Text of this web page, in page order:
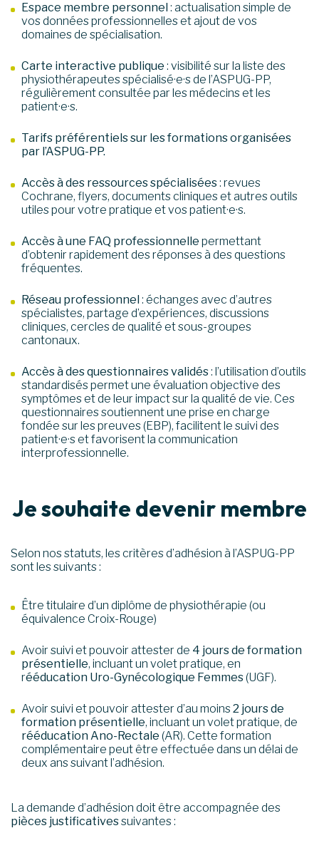
Espace membre personnel: actualisation simple de
vos données professionnelles et ajout de vos
domaines de spécialisation.
Carte interactive publique : visibilité sur la liste des
physiothérapeutes spécialisé·e·s de l’ASPUG-PP,
régulièrement consultée par les médecins et les
patient·e·s.
Tarifs préférentiels sur les formations organisées
par l’ASPUG-PP.
Accès à des ressources spécialisées: revues
Cochrane, flyers, documents cliniques et autres outils
utiles pour votre pratique et vos patient·e·s.
Accès à une FAQ professionnelle permettant
d’obtenir rapidement des réponses à des questions
fréquentes.
Réseau professionnel: échanges avec d’autres
spécialistes, partage d’expériences, discussions
cliniques, cercles de qualité et sous-groupes
cantonaux.
Accès à des questionnaires validés: l’utilisation d’outils
standardisés permet une évaluation objective des
symptômes et de leur impact sur la qualité de vie. Ces
questionnaires soutiennent une prise en charge
fondée sur les preuves (EBP), facilitent le suivi des
patient·e·s et favorisent la communication
interprofessionnelle.
Je souhaite devenir membre
Selon nosstatuts, les critères d’adhésion à l’ASPUG-PP
sont les suivants :
Être titulaire d’un diplôme de physiothérapie (ou
équivalence Croix-Rouge)
Avoir suivi et pouvoir attester de 4 jours de formation
présentielle, incluant un volet pratique, en
rééducation Uro-Gynécologique Femmes(UGF).
Avoir suivi et pouvoir attester d’au moins2 jours de
formation présentielle, incluant un volet pratique, de
rééducation Ano-Rectale (AR). Cette formation
complémentaire peut être effectuée dans un délai de
deux ans suivant l’adhésion.
La demande d’adhésion doit être accompagnée des
pièces justificativessuivantes :